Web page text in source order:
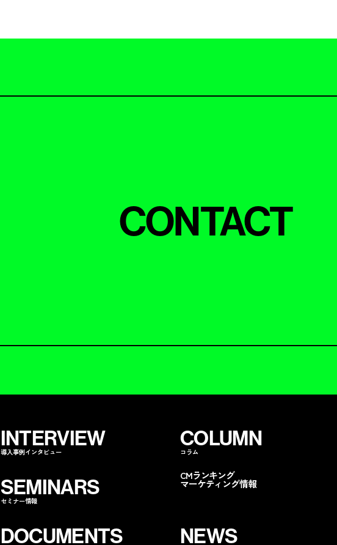
CONTACT
INTERVIEW
導入事例インタビュー
COLUMN
コラム
CMランキング
マーケティング情報
NEWS
SEMINARS
セミナー情報
DOCUMENTS